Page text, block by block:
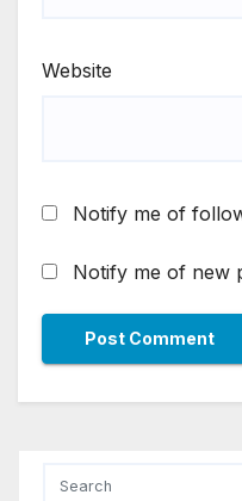
Website
Notify me of
Notify me of new